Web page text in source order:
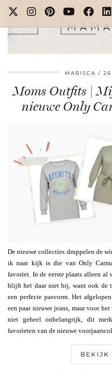
MARISCA
Moms Outfits |
nieuwe Only
De nieuwe collecties druppelen de
ik naar kijk is die van Only
favoriet. In de eerste plaats alleen al
blijft het daar niet bij, want ook de
een perfecte pasvorm. Het
een paar nieuwe jeans, maar voor
niet geheel onbelangrijk, dit
favorieten van de nieuwe
BEKIJK